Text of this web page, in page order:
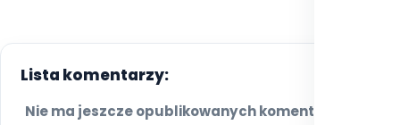
Lista komentarzy:
Nie ma jeszcze opublikowanych komentarzy.